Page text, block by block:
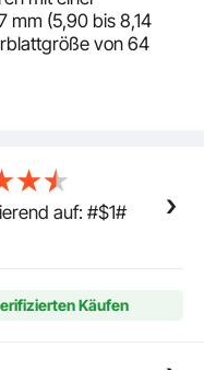
mm (5,90 bis 8,14
von 64
meisten Damen-
Uhren gerecht zu
Aufzugsmodi
Drehung.
Knöpfe für
Ihrer Uhren.
wir einen
auf: #$1#
Käufen